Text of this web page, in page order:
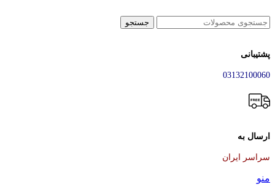
جستجو
پشتیبانی
03132100060
ارسال به
سراسر ایران
منو